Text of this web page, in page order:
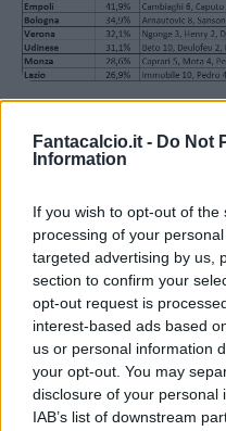
Fantacalcio.it - Do Not
Information
If you wish to opt-out of
processing of your
targeted advertising by us,
section to confirm your
opt-out request is
interest-based ads based
us or personal information
your opt-out. You may
disclosure of your personal
IAB’s list of downstream
LaCremoneseè la
delle reti dei
giocatori del reparto
Okereke, sei da
Altre due squadre si
percentuale
Sassuolocon il 61%
Laurienté, cinque
Antiste e Alvarez) e